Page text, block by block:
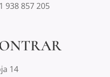
938 857 205
14